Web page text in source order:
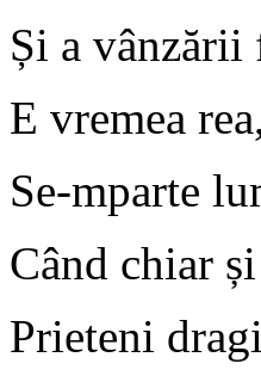
Și a vânzării
E vremea
Se-mparte
Când chiar
Prieteni